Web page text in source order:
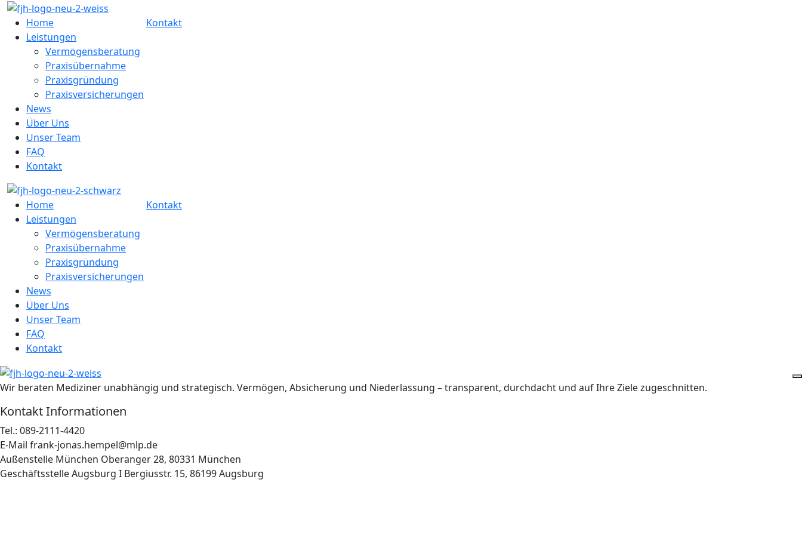
Home
Leistungen
Vermögensberatung
Praxisübernahme
Praxisgründung
Praxisversicherungen
News
Über Uns
Unser Team
FAQ
Kontakt
Kontakt
Home
Leistungen
Vermögensberatung
Praxisübernahme
Praxisgründung
Praxisversicherungen
News
Über Uns
Unser Team
FAQ
Kontakt
Kontakt
Wir beraten Mediziner unabhängig und strategisch. Vermögen, Absicherung und Niederlassung – transparent, durchdacht und auf Ihre Ziele zugeschnitten.
Kontakt Informationen
Tel.: 089-2111-4420
E-Mail frank-jonas.hempel@mlp.de
Außenstelle München Oberanger 28, 80331 München
Geschäftsstelle Augsburg I Bergiusstr. 15, 86199 Augsburg